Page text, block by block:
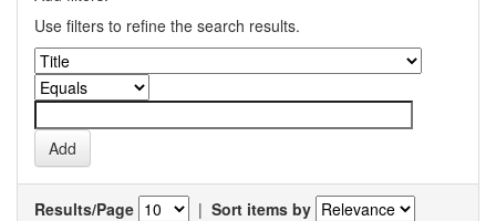
Use filters to refine the search results.
Results/Page | Sort items by